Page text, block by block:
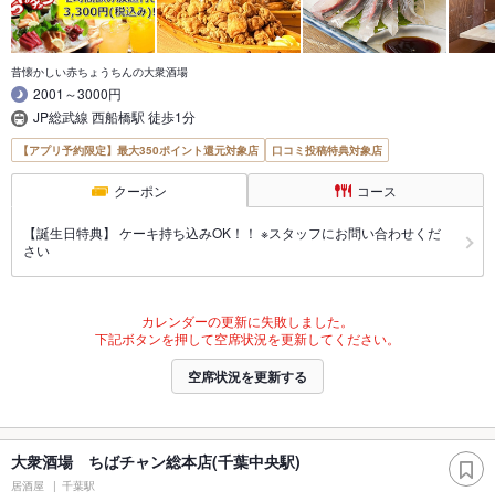
昔懐かしい赤ちょうちんの大衆酒場
2001～3000円
JP総武線 西船橋駅 徒歩1分
【アプリ予約限定】最大350ポイント還元対象店 口コミ投稿特典対象店
クーポン コース
【誕生日特典】 ケーキ持ち込みOK！！ ※スタッフにお問い合わせくだ
さい
カレンダーの更新に失敗しました。
下記ボタンを押して空席状況を更新してください。
空席状況を更新する
大衆酒場 ちばチャン総本店(千葉中央駅)
居酒屋 千葉駅